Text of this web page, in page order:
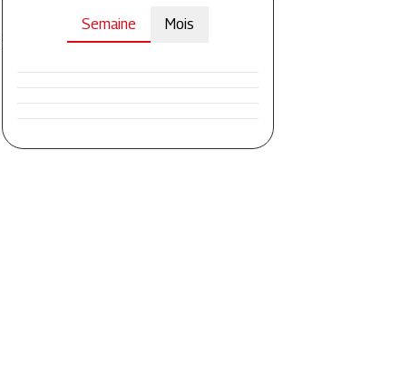
Semaine Mois